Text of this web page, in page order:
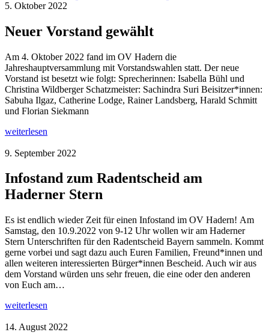
5. Oktober 2022
Neuer Vorstand gewählt
Am 4. Oktober 2022 fand im OV Hadern die
Jahreshauptversammlung mit Vorstandswahlen statt. Der neue
Vorstand ist besetzt wie folgt: Sprecherinnen: Isabella Bühl und
Christina Wildberger Schatzmeister: Sachindra Suri Beisitzer*innen:
Sabuha Ilgaz, Catherine Lodge, Rainer Landsberg, Harald Schmitt
und Florian Siekmann
weiterlesen
9. September 2022
Infostand zum Radentscheid am
Haderner Stern
Es ist endlich wieder Zeit für einen Infostand im OV Hadern! Am
Samstag, den 10.9.2022 von 9-12 Uhr wollen wir am Haderner
Stern Unterschriften für den Radentscheid Bayern sammeln. Kommt
gerne vorbei und sagt dazu auch Euren Familien, Freund*innen und
allen weiteren interessierten Bürger*innen Bescheid. Auch wir aus
dem Vorstand würden uns sehr freuen, die eine oder den anderen
von Euch am…
weiterlesen
14. August 2022